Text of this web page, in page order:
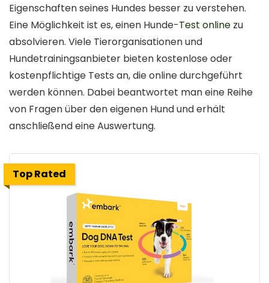
Eigenschaften seines Hundes besser zu verstehen.
Eine Möglichkeit ist es, einen Hunde-Test online zu
absolvieren. Viele Tierorganisationen und
Hundetrainingsanbieter bieten kostenlose oder
kostenpflichtige Tests an, die online durchgeführt
werden können. Dabei beantwortet man eine Reihe
von Fragen über den eigenen Hund und erhält
anschließend eine Auswertung.
Top Rated